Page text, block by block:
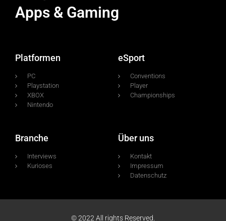
Apps & Gaming
Platformen
PC
Playstation
XBOX
Nintendo
eSport
Conventions
Player
Championships
Branche
Interviews
Kurioses
Über uns
Kontakt
Impressum
Datenschutz
© 2022 All rights Reserved.